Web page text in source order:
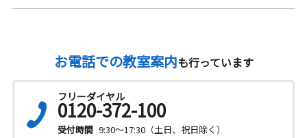
お電話での教室案内も行っています
フリーダイヤル
0120-372-100
受付時間 9:30～17:30（土日、祝日除く）